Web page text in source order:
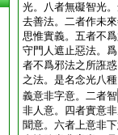
光。八者無礙智光
去善法。二者作未
思惟實義。五者不
守門人遮止惡法。
者不爲邪法之所誑
之法。是名念光八
義意非字意。二者智
非人意。四者實意
聞意。六者上意非